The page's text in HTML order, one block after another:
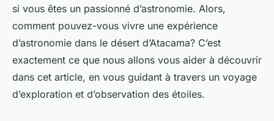
si vous êtes un passionné d’astronomie. Alors,
comment pouvez-vous vivre une expérience
d’astronomie dans le désert d’Atacama? C’est
exactement ce que nous allons vous aider à découvrir
dans cet article, en vous guidant à travers un voyage
d’exploration et d’observation des étoiles.